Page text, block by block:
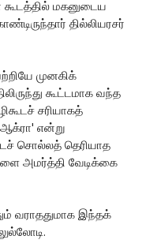
மகனுடைய
தில்லியரசர்
முனகிக்
கூட்டமாக வந்த
சரியாகத்
என்று
சொல்லத் தெரியாத
அமர்த்தி வேடிக்கை
வராததுமாக இந்தக்